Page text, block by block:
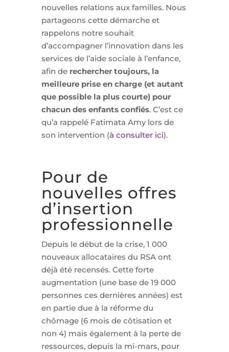
nouvelles relations aux familles. Nous
partageons cette démarche et
rappelons notre souhait
d’accompagner l’innovation dans les
services de l’aide sociale à l’enfance,
afin de rechercher toujours, la
meilleure prise en charge (et autant
que possible la plus courte) pour
chacun des enfants confiés. C’est ce
qu’a rappelé Fatimata Amy lors de
son intervention (à consulter ici).
Pour de
nouvelles offres
d’insertion
professionnelle
Depuis le début de la crise, 1 000
nouveaux allocataires du RSA ont
déjà été recensés. Cette forte
augmentation (une base de 19 000
personnes ces dernières années) est
en partie due à la réforme du
chômage (6 mois de côtisation et
non 4) mais également à la perte de
ressources, depuis la mi-mars, pour